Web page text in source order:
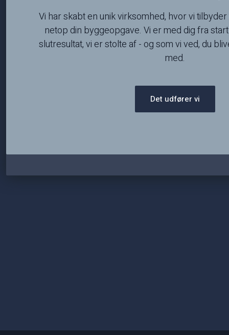
Vi har skabt en unik virksomhed, hvor vi
netop din byggeopgave. Vi er med dig fra
slutresultat, vi er stolte af - og som vi ved, du
med.
Det udfører vi